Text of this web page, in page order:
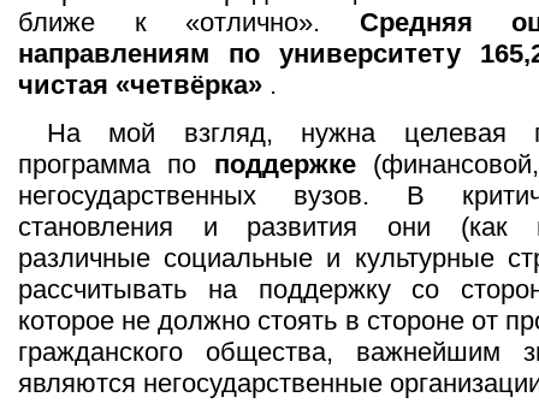
ближе к «отлично». Средняя
направлениям по университету
чистая «четвёрка» .
На мой взгляд, нужна целевая
программа по поддержке
негосударственных вузов. В
становления и развития они (как
различные социальные и культурные
рассчитывать на поддержку со
которое не должно стоять в стороне от
гражданского общества, важнейшим
являются негосударственные